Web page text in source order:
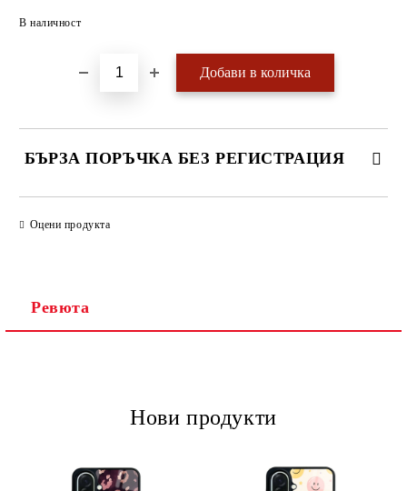
В наличност
БЪРЗА ПОРЪЧКА БЕЗ РЕГИСТРАЦИЯ
Оцени продукта
Ревюта
Нови продукти